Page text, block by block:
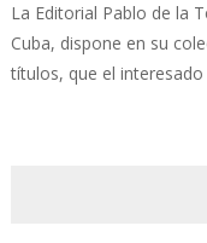
La Editorial Pablo de la
Cuba, dispone en su
títulos, que el